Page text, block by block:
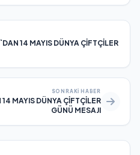
14 MAYIS DÜNYA ÇİFTÇİLER
SONRAKI HABER
MAYIS DÜNYA ÇİFTÇİLER
GÜNÜ MESAJI